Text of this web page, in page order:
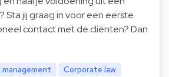
Sta jij graag in voor een eerste
contact met de cliënten? Dan
management
Corporate law